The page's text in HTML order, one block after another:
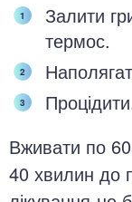
Залити
термос.
Вживати по
40 хвилин до